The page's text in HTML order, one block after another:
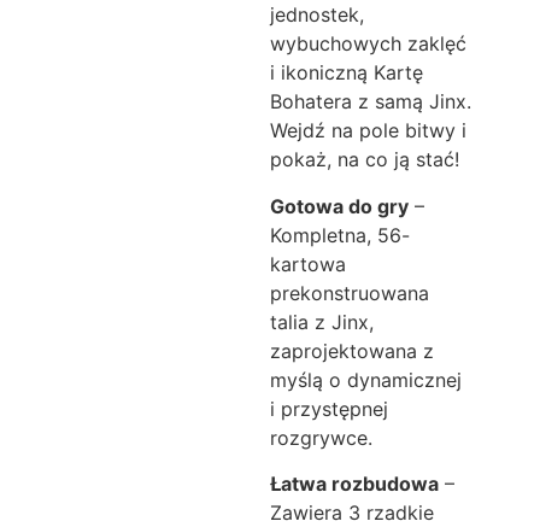
jednostek,
wybuchowych zaklęć
i ikoniczną Kartę
Bohatera z samą Jinx.
Wejdź na pole bitwy i
pokaż, na co ją stać!
Gotowa do gry –
Kompletna, 56-
kartowa
prekonstruowana
talia z Jinx,
zaprojektowana z
myślą o dynamicznej
i przystępnej
rozgrywce.
Łatwa rozbudowa –
Zawiera 3 rzadkie